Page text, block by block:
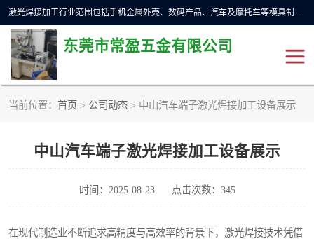
激光焊接加工行业范围包括手机金属外壳、数码产品、汽车及摩托车等模具制造和成型行业的模具修补，同时也适用于金属工件的直线、圆周等自动焊接，常用于手机电池、首饰、电子元件、传感器，钟表、精密机械、通信、工艺品等行业。
东莞市常盈五金有限公司
当前位置： 首页 > 公司动态 > 中山汽车端子激光焊接加工设备展示
中山汽车端子激光焊接加工设备展示
时间：2025-08-23 点击次数：345
在现代制造业不断追求高精度与高效率的背景下，激光焊接技术凭借
铝合金产品激光焊接 铁制品激光焊接加工
紫铜产品激光焊接 铁螺柱激光焊接加工
水冷波纹管焊接